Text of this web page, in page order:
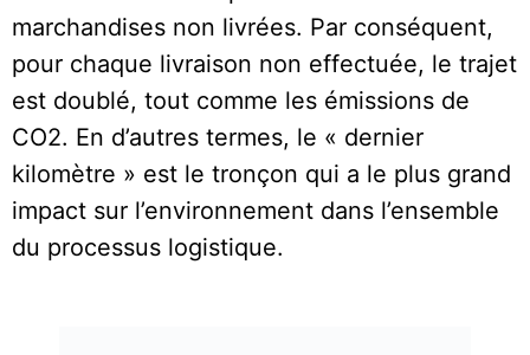
marchandises non livrées. Par conséquent,
pour chaque livraison non effectuée, le trajet
est doublé, tout comme les émissions de
CO2. En d’autres termes, le « dernier
kilomètre » est le tronçon qui a le plus grand
impact sur l’environnement dans l’ensemble
du processus logistique.